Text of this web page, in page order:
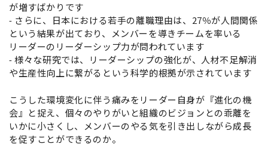
が増すばかりです
⁃ さらに、日本における若手の離職理由は、27％が人間関係
という結果が出ており、メンバーを導きチームを率いる
リーダーのリーダーシップ力が問われています
⁃ 様々な研究では、リーダーシップの強化が、人材不足解消
や生産性向上に繋がるという科学的根拠が示されています
こうした環境変化に伴う痛みをリーダー自身が『進化の機
会』と捉え、個々のやりがいと組織のビジョンとの乖離を
いかに小さくし、メンバーのやる気を引き出しながら成長
を促すことができるのか。